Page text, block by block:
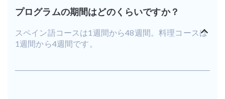
プログラムの期間はどのくらいですか？
スペイン語コースは1週間から48週間。料理コースは
1週間から4週間です。